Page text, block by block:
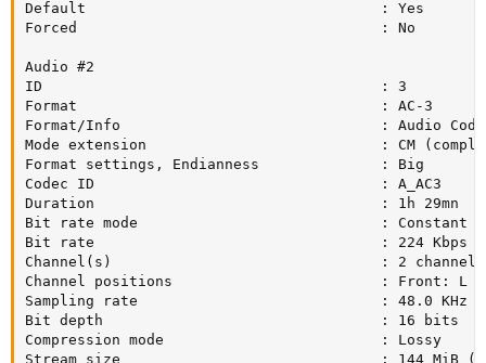
Default                                  : Yes
Forced                                   : No
Audio #2
ID                                       : 3
Format                                   : AC-3
Format/Info                              : Audio
Mode extension                           : CM
Format settings, Endianness              : Big
Codec ID                                 : A_AC3
Duration                                 : 1h 29mn
Bit rate mode                            : Constant
Bit rate                                 : 224 Kbps
Channel(s)                               : 2 channels
Channel positions                        : Front: L R
Sampling rate                            : 48.0 KHz
Bit depth                                : 16 bits
Compression mode                         : Lossy
Stream size                              : 144 MiB